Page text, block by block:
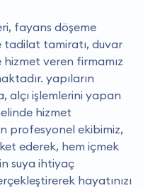
fayans döşeme
tadilat tamiratı, duvar
hizmet veren firmamız
yapıların
işlemlerini yapan
hizmet
profesyonel ekibimiz,
ederek, hem içmek
suya ihtiyaç
hayatınızı